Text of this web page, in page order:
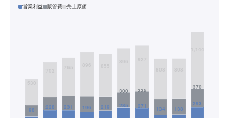
営業利益 販管費 売上原価